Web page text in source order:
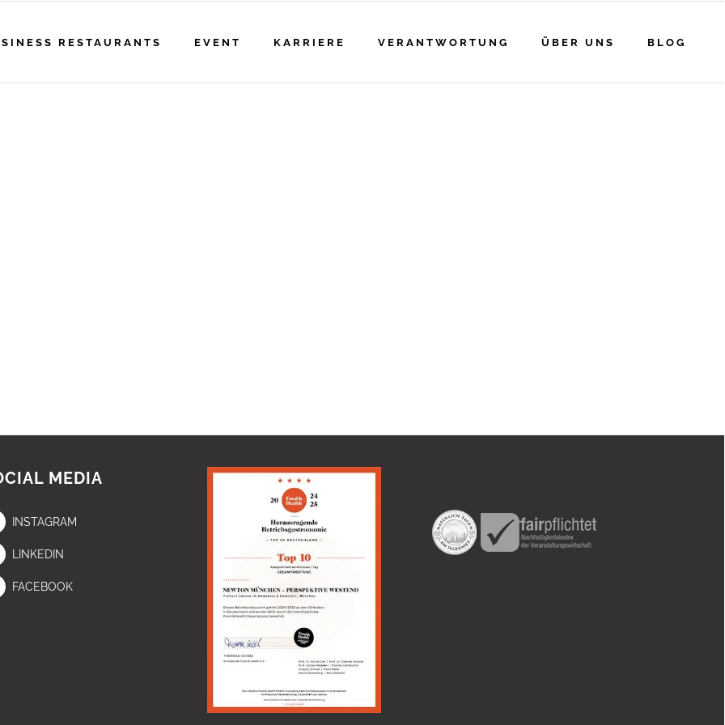
RESTAURANTS EVENT KARRIERE VERANTWORTUNG ÜBER UNS BLOG
MEDIA
INSTAGRAM
LINKEDIN
FACEBOOK